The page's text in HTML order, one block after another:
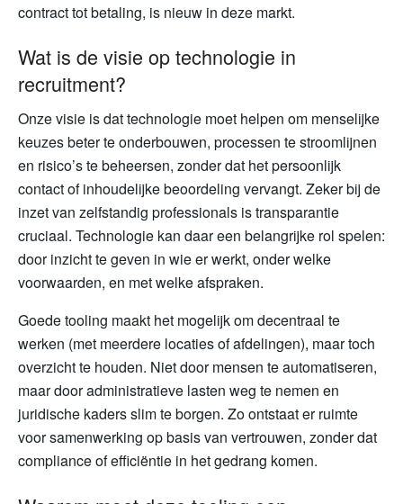
contract tot betaling, is nieuw in deze markt.
Wat is de visie op technologie in
recruitment?
Onze visie is dat technologie moet helpen om menselijke
keuzes beter te onderbouwen, processen te stroomlijnen
en risico’s te beheersen, zonder dat het persoonlijk
contact of inhoudelijke beoordeling vervangt. Zeker bij de
inzet van zelfstandig professionals is transparantie
cruciaal. Technologie kan daar een belangrijke rol spelen:
door inzicht te geven in wie er werkt, onder welke
voorwaarden, en met welke afspraken.
Goede tooling maakt het mogelijk om decentraal te
werken (met meerdere locaties of afdelingen), maar toch
overzicht te houden. Niet door mensen te automatiseren,
maar door administratieve lasten weg te nemen en
juridische kaders slim te borgen. Zo ontstaat er ruimte
voor samenwerking op basis van vertrouwen, zonder dat
compliance of efficiëntie in het gedrang komen.